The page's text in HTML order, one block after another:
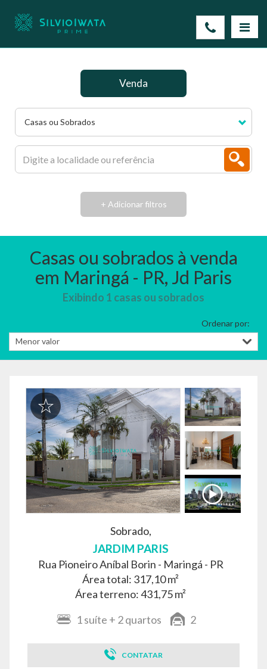
Casas ou Sobrados
Venda
+ Adicionar filtros
Casas ou sobrados à venda
em Maringá - PR, Jd Paris
Exibindo 1 casas ou sobrados
Ordenar por:
Sobrado,
JARDIM PARIS
Rua Pioneiro Aníbal Borin - Maringá - PR
Área total: 317,10 m²
Área terreno: 431,75 m²
1 suíte + 2quartos 2
CONTATAR